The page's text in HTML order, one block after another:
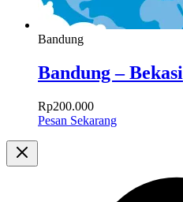
Bandung
Bandung – Bekasi
Rp200.000
Pesan Sekarang